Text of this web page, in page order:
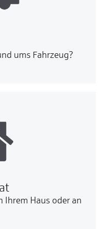
ums Fahr­zeug?
Ih­rem Haus oder an